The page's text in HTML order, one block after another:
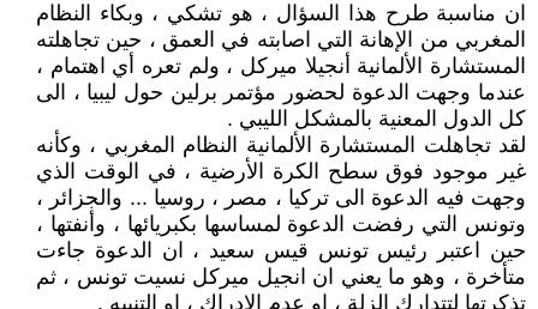
ان مناسبة طرح هذا السؤال ، هو تشكي ، وبكاء النظام
المغربي من الإهانة التي اصابته في العمق ، حين تجاهلته
المستشارة الألمانية أنجيلا ميركل ، ولم تعره أي اهتمام ،
عندما وجهت الدعوة لحضور مؤتمر برلين حول ليبيا ، الى
كل الدول المعنية بالمشكل الليبي .
لقد تجاهلت المستشارة الألمانية النظام المغربي ، وكأنه
غير موجود فوق سطح الكرة الأرضية ، في الوقت الذي
وجهت فيه الدعوة الى تركيا ، مصر ، روسيا ... والجزائر ،
وتونس التي رفضت الدعوة لمساسها بكبريائها ، وأنفتها ،
حين اعتبر رئيس تونس قيس سعيد ، ان الدعوة جاءت
متأخرة ، وهو ما يعني ان انجيل ميركل نسيت تونس ، ثم
تذكرتها لتتدارك الزلة ، او عدم الادراك ، او التنبيه .